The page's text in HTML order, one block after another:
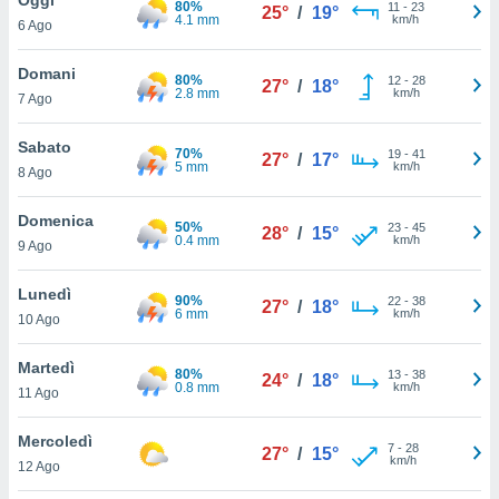
è
al sito
di
ci
di
il
un
la
nella
6 Ago
80%
4.1 mm
25° / 19° 11 - 23
km/h
Domani
7 Ago
80%
2.8 mm
27° / 18° 12- 28
km/h
Sabato
8 Ago
70%
5 mm
27° / 17° 19- 41
km/h
Domenica
9 Ago
50%
0.4 mm
28° / 15° 23- 45
km/h
Lunedì
10 Ago
90%
6 mm
27° / 18° 22- 38
km/h
Martedì
11 Ago
80%
0.8 mm
24° / 18° 13- 38
km/h
Mercoledì
12 Ago
27° / 15° 7- 28
km/h